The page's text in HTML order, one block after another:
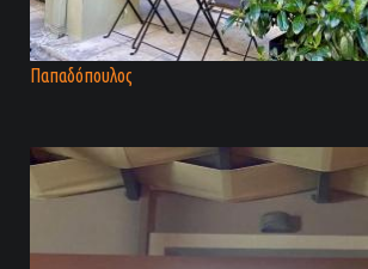
Παπαδόπουλος